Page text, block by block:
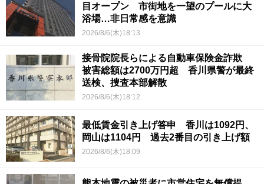
目オープン 市街地を一望のプールに大
浴場…非日常感を意識
2026/8/6(木)18:13
接骨院院長らによる自動車保険金詐欺
被害総額は2700万円超 香川県警が最終
送検、捜査本部解散
2026/8/6(木)18:12
最低賃金引き上げ答申 香川は1092円、
岡山は1104円 過去2番目の引き上げ額
2026/8/6(木)18:09